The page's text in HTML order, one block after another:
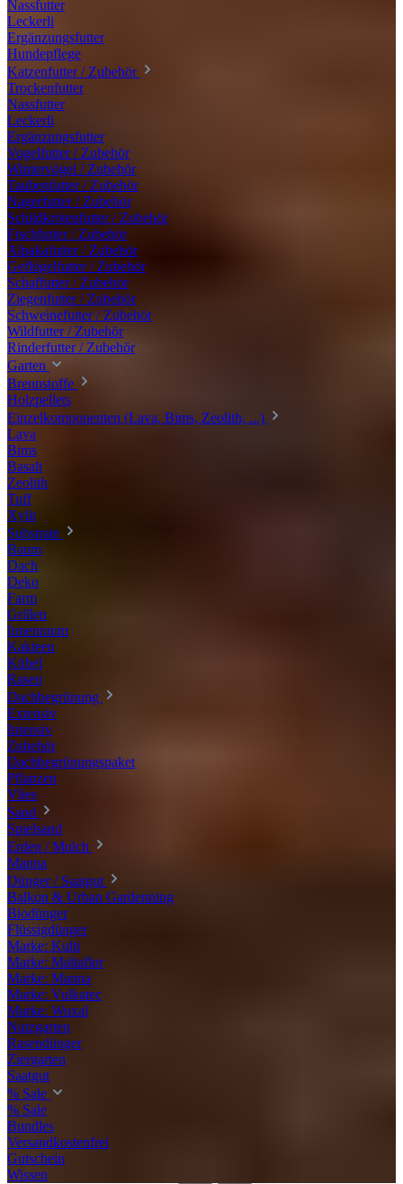
Nassfutter
Leckerli
Ergänzungsfutter
Hundepflege
Katzenfutter / Zubehör
Trockenfutter
Nassfutter
Leckerli
Ergänzungsfutter
Vogelfutter / Zubehör
Wintervögel / Zubehör
Taubenfutter / Zubehör
Nagerfutter / Zubehör
Schildkrötenfutter / Zubehör
Fischfutter / Zubehör
Alpakafutter / Zubehör
Geflügelfutter / Zubehör
Schaffutter / Zubehör
Ziegenfutter / Zubehör
Schweinefutter / Zubehör
Wildfutter / Zubehör
Rinderfutter / Zubehör
Garten
Brennstoffe
Holzpellets
Einzelkomponenten (Lava, Bims, Zeolith, ...)
Lava
Bims
Basalt
Zeolith
Tuff
Xylit
Substrate
Baum
Dach
Deko
Farm
Grillen
Innenraum
Kakteen
Kübel
Rasen
Dachbegrünung
Extensiv
Intensiv
Zubehör
Dachbegrünungspaket
Pflanzen
Vlies
Sand
Spielsand
Erden / Mulch
Manna
Dünger / Saatgut
Balkon & Urban Gardenning
Biodünger
Flüssigdünger
Marke: Kulti
Marke: Maltaflor
Marke: Manna
Marke: Vulkatec
Marke: Wuxal
Nutzgarten
Rasendünger
Ziergarten
Saatgut
% Sale
% Sale
Bundles
Versandkostenfrei
Gutschein
Wissen